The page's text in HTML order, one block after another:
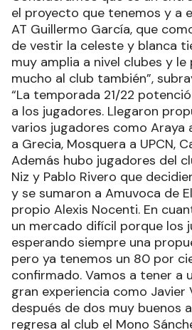
nuevamente el mánager del
hace un repaso de la
Ambrosini como nuevo DT, el
plantel que tendrá varias
noticia de que la provincia
siete tours de la fase regular.
“Una vez confirmada la
rumbo a Qatar, fuimos en
entrenador. Cristian es el
vasta trayectoria dirigiendo
San Martín de Formosa, por
de su Villa María natal y con
muy importante por los
Consideramos que es un
el proyecto que tenemos y a
AT Guillermo García, que
de vestir la celeste y blanca
muy amplia a nivel clubes y
mucho al club también”,
“La temporada 21/22